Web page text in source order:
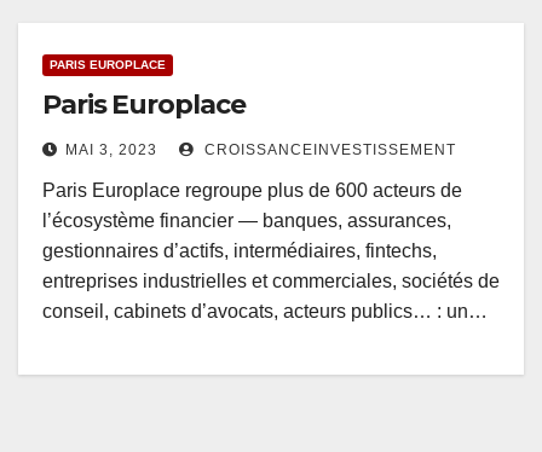
PARIS EUROPLACE
Paris Europlace
MAI 3, 2023 CROISSANCEINVESTISSEMENT
Paris Europlace regroupe plus de 600 acteurs de
l’écosystème financier — banques, assurances,
gestionnaires d’actifs, intermédiaires, fintechs,
entreprises industrielles et commerciales, sociétés de
conseil, cabinets d’avocats, acteurs publics… : un…